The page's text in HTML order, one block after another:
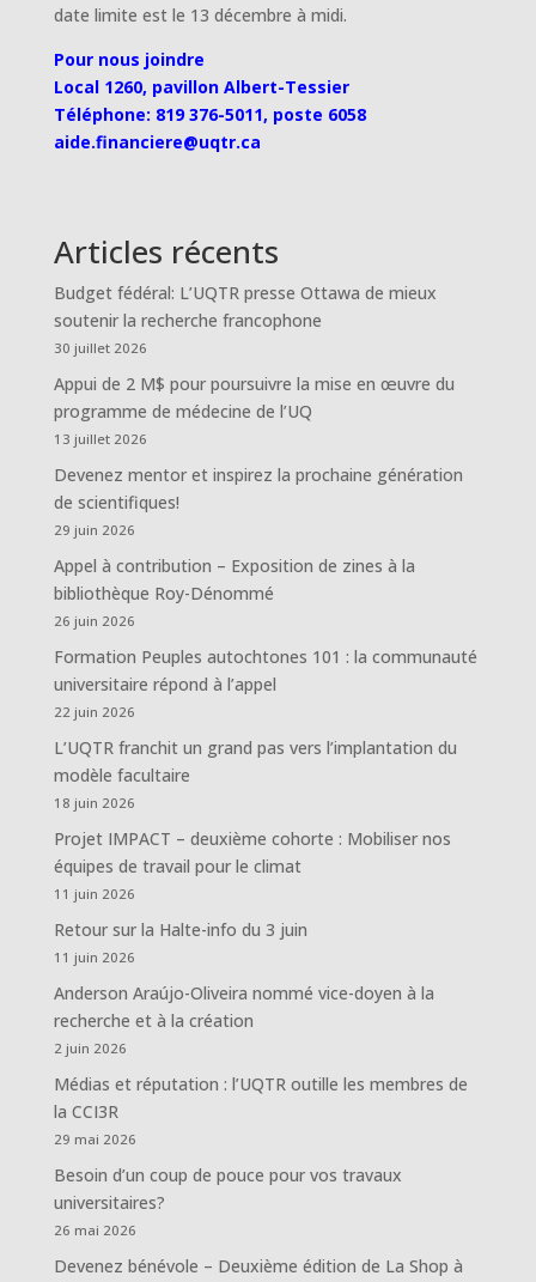
date limite est le 13 décembre à midi.
Pour nous joindre
Local 1260, pavillon Albert-Tessier
Téléphone: 819 376-5011, poste 6058
aide.financiere@uqtr.ca
Articles récents
Budget fédéral: L’UQTR presse Ottawa de mieux
soutenir la recherche francophone
30 juillet 2026
Appui de 2 M$ pour poursuivre la mise en œuvre du
programme de médecine de l’UQ
13 juillet 2026
Devenez mentor et inspirez la prochaine génération
de scientifiques!
29 juin 2026
Appel à contribution – Exposition de zines à la
bibliothèque Roy-Dénommé
26 juin 2026
Formation Peuples autochtones 101 : la communauté
universitaire répond à l’appel
22 juin 2026
L’UQTR franchit un grand pas vers l’implantation du
modèle facultaire
18 juin 2026
Projet IMPACT – deuxième cohorte : Mobiliser nos
équipes de travail pour le climat
11 juin 2026
Retour sur la Halte-info du 3 juin
11 juin 2026
Anderson Araújo-Oliveira nommé vice-doyen à la
recherche et à la création
2 juin 2026
Médias et réputation : l’UQTR outille les membres de
la CCI3R
29 mai 2026
Besoin d’un coup de pouce pour vos travaux
universitaires?
26 mai 2026
Devenez bénévole – Deuxième édition de La Shop à